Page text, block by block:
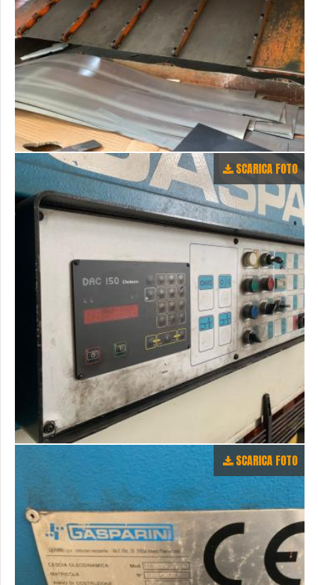
SCARICA FOTO
SCARICA FOTO